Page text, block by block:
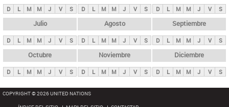
i
p
a
l
s
D L M M J V S D L M M J V S D L M M J V S
Julio
D L M M J V S
Agosto
D L M M J V S
Septiembre
D L M M J V S
Octubre
D L M M J V S
Noviembre
D L M M J V S
Diciembre
D L M M J V S
COPYRIGHT © 2026 UNITED NATIONS